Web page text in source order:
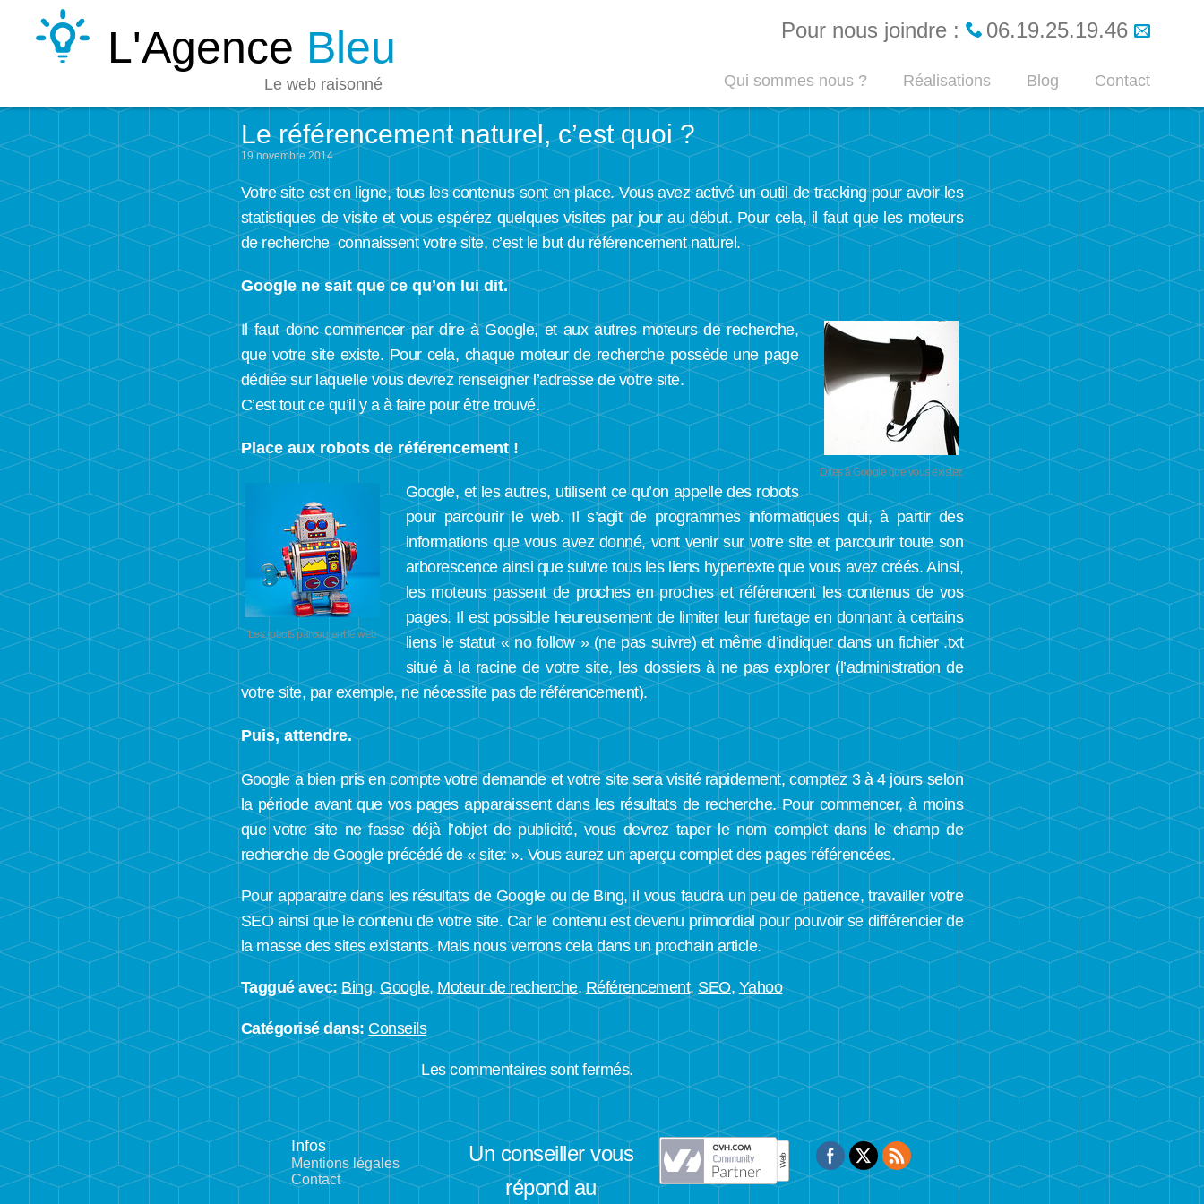
L'Agence Bleu Pour nous joindre : 06.19.25.19.46
Le web raisonné Contact
Blog
Réalisations
Qui sommes nous ?
Le référencement naturel, c’est quoi ?
19 novembre 2014
Votre site est en ligne, tous les contenus sont en place. Vous avez activé un outil de tracking pour avoir les
statistiques de visite et vous espérez quelques visites par jour au début. Pour cela, il faut que les moteurs
de recherche connaissent votre site, c’est le but du référencement naturel.
Google ne sait que ce qu’on lui dit.
Dites à Google que vous existez
Il faut donc commencer par dire à Google, et aux autres moteurs de recherche,
que votre site existe. Pour cela, chaque moteur de recherche possède une page
dédiée sur laquelle vous devrez renseigner l’adresse de votre site.
C’est tout ce qu’il y a à faire pour être trouvé.
Place aux robots de référencement !
Les robots parcourent le web
Google, et les autres, utilisent ce qu’on appelle des robots
pour parcourir le web. Il s’agit de programmes informatiques qui, à partir des
informations que vous avez donné, vont venir sur votre site et parcourir toute son
arborescence ainsi que suivre tous les liens hypertexte que vous avez créés. Ainsi,
les moteurs passent de proches en proches et référencent les contenus de vos
pages. Il est possible heureusement de limiter leur furetage en donnant à certains
liens le statut « no follow » (ne pas suivre) et même d’indiquer dans un fichier .txt
situé à la racine de votre site, les dossiers à ne pas explorer (l’administration de
votre site, par exemple, ne nécessite pas de référencement).
Puis, attendre.
Google a bien pris en compte votre demande et votre site sera visité rapidement, comptez 3 à 4 jours selon
la période avant que vos pages apparaissent dans les résultats de recherche. Pour commencer, à moins
que votre site ne fasse déjà l’objet de publicité, vous devrez taper le nom complet dans le champ de
recherche de Google précédé de « site: ». Vous aurez un aperçu complet des pages référencées.
Pour apparaitre dans les résultats de Google ou de Bing, il vous faudra un peu de patience, travailler votre
SEO ainsi que le contenu de votre site. Car le contenu est devenu primordial pour pouvoir se différencier de
la masse des sites existants. Mais nous verrons cela dans un prochain article.
Taggué avec: Bing, Google,Moteur de recherche,Référencement, SEO,Yahoo
Catégorisé dans: Conseils
Les commentaires sont fermés.
Infos
Mentions légales
Contact
Un conseiller vous
répond au